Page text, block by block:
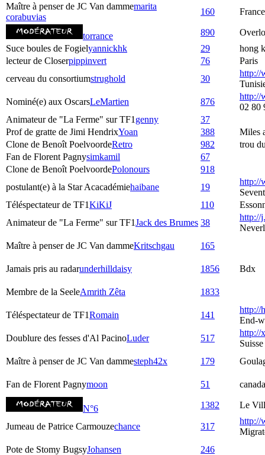
Maître à penser de JC Van dammemarita
corabuvias
160
torrance 890
Suce boules de Fogielyannickhk 29
hong
lecteur de Closerpippinvert 76
Paris
cerveau du consortiumstrughold 30
http://
Nominé(e) aux OscarsLeMartien 876
http://
02 80
Animateur de "La Ferme" sur TF1 genny
37
Prof de gratte de Jimi HendrixYoan 388
Miles
Clone de Benoît PoelvoordeRetro 982
trou
Fan de Florent Pagnysimkamil
67
Clone de Benoît PoelvoordePolonours
918
postulant(e) à la Star Acacadémiehaibane 19
http://
Téléspectateur de TF1KiKiJ 110
Animateur de "La Ferme" sur TF1Jack des Brumes 38
http://
Maître à penser de JC Van dammeKritschgau 165
Jamais pris au radarunderhilldaisy 1856 Bdx
Membre de la SeeleAmrith Zêta 1833
Téléspectateur de TF1Romain 141
http://
End-
Doublure des fesses d'Al PacinoLuder 517
http://
Suisse
Maître à penser de JC Van dammesteph42x 179
Fan de Florent Pagnymoon 51 canada
N°6 1382 Le
Jumeau de Patrice Carmouzechance 317
http://
Pote de Stomy BugsyJohansen 246